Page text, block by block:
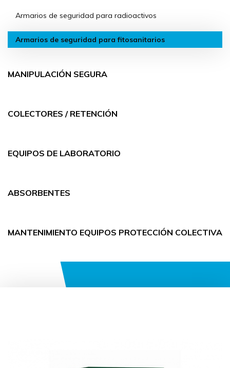
Armarios de seguridad para radioactivos
Armarios de seguridad para fitosanitarios
MANIPULACIÓN SEGURA
COLECTORES / RETENCIÓN
EQUIPOS DE LABORATORIO
ABSORBENTES
MANTENIMIENTO EQUIPOS PROTECCIÓN COLECTIVA